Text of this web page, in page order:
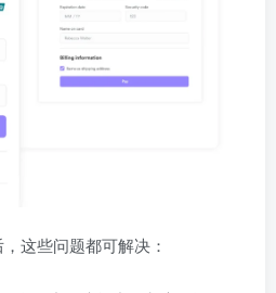
这些问题都可解决：